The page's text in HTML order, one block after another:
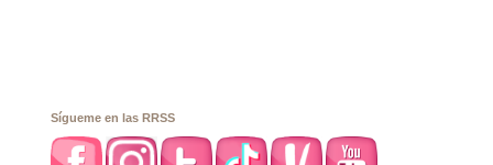
Sígueme en las RRSS